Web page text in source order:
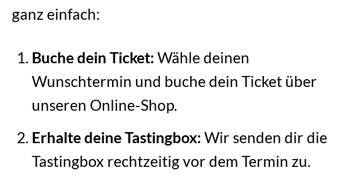
ganz einfach:
Buche dein Ticket: Wähle deinen
Wunschtermin und buche dein Ticket über
unseren Online-Shop.
Erhalte deine Tastingbox: Wir senden dir die
Tastingbox rechtzeitig vor dem Termin zu.